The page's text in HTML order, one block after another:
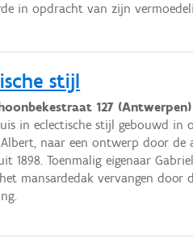
in opdracht van zijn
stijl
127 (Antwerpen)
in eclectische stijl gebouwd in
Albert, naar een ontwerp door de
1898. Toenmalig eigenaar
mansardedak vervangen door